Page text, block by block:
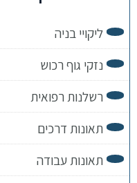
ליקויי בניה
נזקי גוף רכוש
רשלנות רפואית
תאונות דרכים
תאונות עבודה